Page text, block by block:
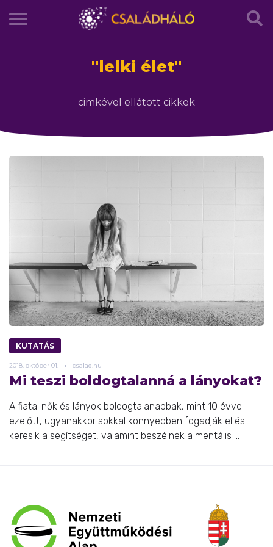
"lelki élet"
cimkével ellátott cikkek
KUTATÁS
2018. október 01. csalad.hu
Mi teszi boldogtalanná a lányokat?
A fiatal nők és lányok boldogtalanabbak, mint 10 évvel
ezelőtt, ugyanakkor sokkal könnyebben fogadják el és
keresik a segítséget, valamint beszélnek a mentális ...